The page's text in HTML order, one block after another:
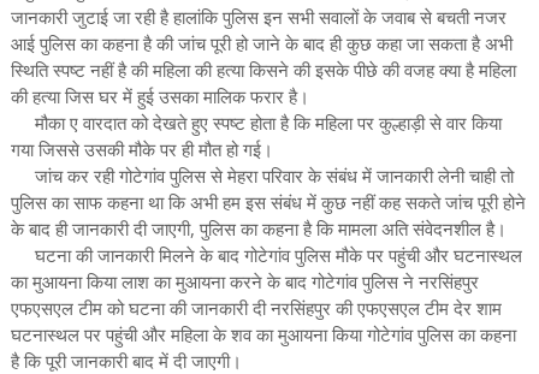
जानकारी जुटाई जा रही है हालांकि पुलिस इन सभी सवालों के जवाब से बचती नजर
आई पुलिस का कहना है की जांच पूरी हो जाने के बाद ही कुछ कहा जा सकता है अभी
स्थिति स्पष्ट नहीं है की महिला की हत्या किसने की इसके पीछे की वजह क्या है महिला
की हत्या जिस घर में हुई उसका मालिक फरार है।
मौका ए वारदात को देखते हुए स्पष्ट होता है कि महिला पर कुल्हाड़ी से वार किया
गया जिससे उसकी मौके पर ही मौत हो गई।
जांच कर रही गोटेगांव पुलिस से मेहरा परिवार के संबंध में जानकारी लेनी चाही तो
पुलिस का साफ कहना था कि अभी हम इस संबंध में कुछ नहीं कह सकते जांच पूरी होने
के बाद ही जानकारी दी जाएगी, पुलिस का कहना है कि मामला अति संवेदनशील है।
घटना की जानकारी मिलने के बाद गोटेगांव पुलिस मौके पर पहुंची और घटनास्थल
का मुआयना किया लाश का मुआयना करने के बाद गोटेगांव पुलिस ने नरसिंहपुर
एफएसएल टीम को घटना की जानकारी दी नरसिंहपुर की एफएसएल टीम देर शाम
घटनास्थल पर पहुंची और महिला के शव का मुआयना किया गोटेगांव पुलिस का कहना
है कि पूरी जानकारी बाद में दी जाएगी।